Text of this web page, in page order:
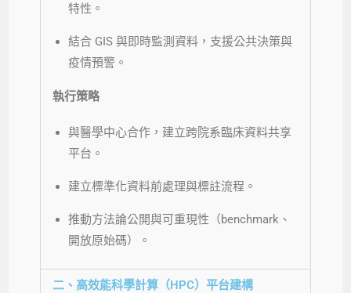
特性。
結合 GIS 與即時監測資料，支援公共決策與
疫情預警。
執行策略
與醫學中心合作，建立跨院系臨床資料共享
平台。
建立標準化資料前處理與標註流程。
推動方法論公開與可重現性（benchmark、
開放原始碼）。
二、高效能科學計算（HPC）平台建構